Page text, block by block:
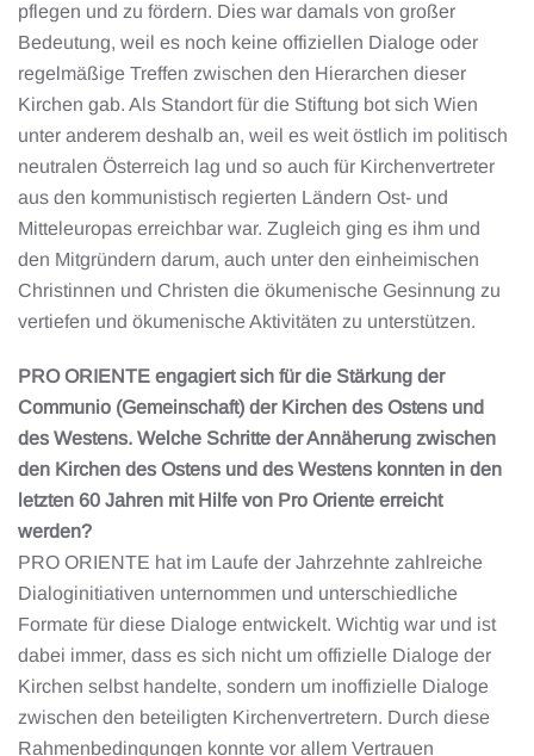
pflegen und zu fördern. Dies war damals von großer
Bedeutung, weil es noch keine offiziellen Dialoge oder
regelmäßige Treffen zwischen den Hierarchen dieser
Kirchen gab. Als Standort für die Stiftung bot sich Wien
unter anderem deshalb an, weil es weit östlich im politisch
neutralen Österreich lag und so auch für Kirchenvertreter
aus den kommunistisch regierten Ländern Ost- und
Mitteleuropas erreichbar war. Zugleich ging es ihm und
den Mitgründern darum, auch unter den einheimischen
Christinnen und Christen die ökumenische Gesinnung zu
vertiefen und ökumenische Aktivitäten zu unterstützen.
PRO ORIENTE engagiert sich für die Stärkung der
Communio (Gemeinschaft) der Kirchen des Ostens und
des Westens. Welche Schritte der Annäherung zwischen
den Kirchen des Ostens und des Westens konnten in den
letzten 60 Jahren mit Hilfe von Pro Oriente erreicht
werden?
PRO ORIENTE hat im Laufe der Jahrzehnte zahlreiche
Dialoginitiativen unternommen und unterschiedliche
Formate für diese Dialoge entwickelt. Wichtig war und ist
dabei immer, dass es sich nicht um offizielle Dialoge der
Kirchen selbst handelte, sondern um inoffizielle Dialoge
zwischen den beteiligten Kirchenvertretern. Durch diese
Rahmenbedingungen konnte vor allem Vertrauen